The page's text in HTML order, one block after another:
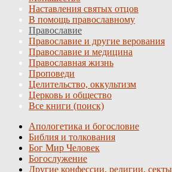
Наставления святых отцов
В помощь православному
Православие
Православие и другие верования
Православие и медицина
Православная жизнь
Проповеди
Целительство, оккультизм
Церковь и общество
Все книги (поиск)
Апологетика и богословие
Библия и толкования
Бог Мир Человек
Богослужение
Другие конфессии, религии,